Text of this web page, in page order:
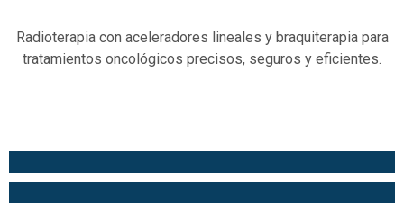
Radioterapia con aceleradores lineales y braquiterapia para
tratamientos oncológicos precisos, seguros y eficientes.